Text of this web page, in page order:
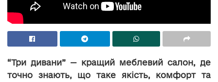
“Три дивани” — кращий меблевий салон, де
точно знають, що таке якість, комфорт та